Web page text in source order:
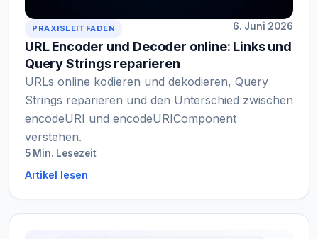
PRAXISLEITFADEN 6. Juni 2026
URL Encoder und Decoder online: Links und
Query Strings reparieren
URLs online kodieren und dekodieren, Query
Strings reparieren und den Unterschied zwischen
encodeURI und encodeURIComponent
verstehen.
5 Min. Lesezeit
Artikel lesen